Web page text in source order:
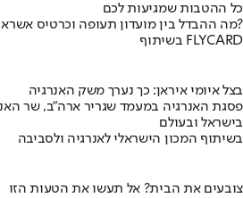
כל ההטבות שמגיעות לכם
מה ההבדל בין מועדון תעופה וכרטיס אשראי?
בשיתוף FLYCARD
בצל איומי איראן: כך נערך משק האנרגיה
פסגת האנרגיה במעמד שגריר ארה"ב, שר
בישראל ובעולם
בשיתוף המכון הישראלי לאנרגיה ולסביבה
צובעים את הבית? אל תעשו את הטעות הזו